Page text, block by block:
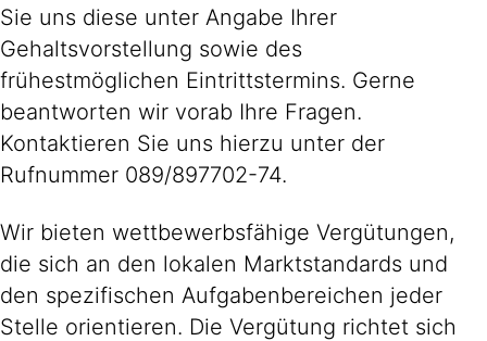
Sie uns diese unter Angabe Ihrer
Gehaltsvorstellung sowie des
frühestmöglichen Eintrittstermins. Gerne
beantworten wir vorab Ihre Fragen.
Kontaktieren Sie uns hierzu unter der
Rufnummer 089/897702-74.
Wir bieten wettbewerbsfähige Vergütungen,
die sich an den lokalen Marktstandards und
den spezifischen Aufgabenbereichen jeder
Stelle orientieren. Die Vergütung richtet sich